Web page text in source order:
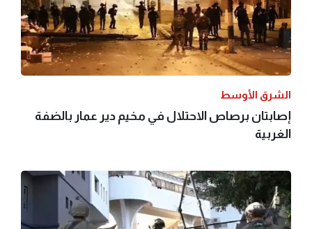
الشرق الأوسط
إصابتان برصاص الاحتلال في مخيم دير عمار بالضفة
الغربية